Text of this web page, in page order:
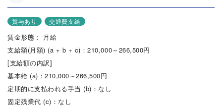
賞与あり 交通費支給
賃金形態： 月給
支給額(月額) (a + b + c)：210,000～266,500円
[支給額の内訳]
基本給 (a)：210,000～266,500円
定期的に支払われる手当 (b)：なし
固定残業代 (c)：なし